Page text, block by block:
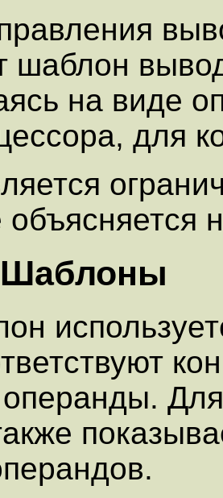
шаблон
на виде
для
объясняется
Шаблоны